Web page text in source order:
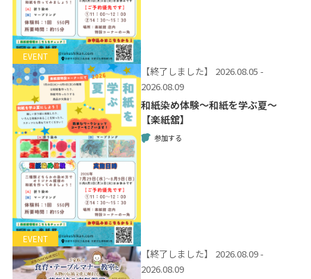
EVENT
EVENT
【終了しました】
2026.08.05 -
2026.08.09
和紙染め体験～和紙を学ぶ夏～
【楽紙舘】
参加する
【終了しました】
2026.08.09 -
2026.08.09